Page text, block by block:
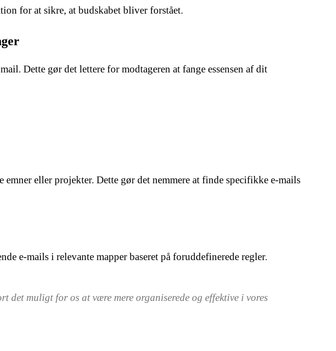
for at sikre, at budskabet bliver forstået.
Dette gør det lettere for modtageren at fange essensen af dit
eller projekter. Dette gør det nemmere at finde specifikke e-mails
e-mails i relevante mapper baseret på foruddefinerede regler.
muligt for os at være mere organiserede og effektive i vores